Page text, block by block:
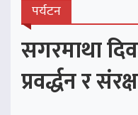
पर्यटन
सगरमाथा
प्रवर्द्धन र